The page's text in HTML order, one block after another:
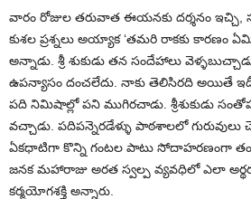
వారం రోజుల తరువాత ఈయనకు దర్శనం
కుశల ప్రశ్నలు అయ్యాక ‘తమరి రాకకు కారణం
అన్నాడు. శ్రీ శుకుడు తన సందేహాలు
ఉపన్యాసం దంచలేదు. నాకు తెలిసిరది అయితే ఇదీ
పది నిమిషాల్లో పని ముగిరచాడు. శ్రీశుకుడు
వచ్చాడు. పదిపన్నెరడేళ్ళు పాఠశాలలో
ఏకధాటిగా కొన్ని గంటల పాటు సోదాహరణంగా
జనక మహారాజు అరత స్వల్ప వ్యవధిలో ఎలా
కర్మయోగశక్తి అన్నారు.